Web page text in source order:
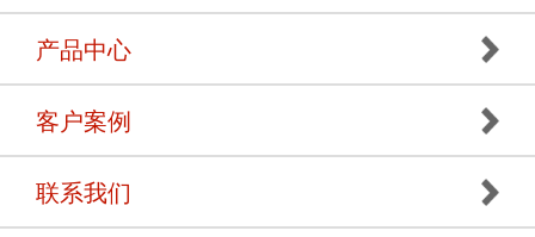
产品中心
客户案例
联系我们